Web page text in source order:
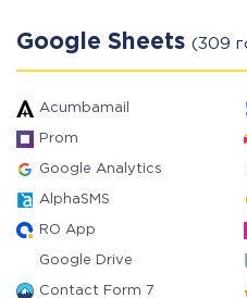
Google Sheets (309
Acumbamail
Prom
Google Analytics
AlphaSMS
RO App
Google Drive
Contact Form 7